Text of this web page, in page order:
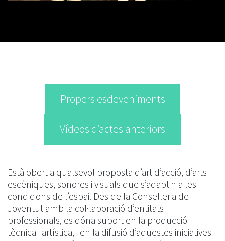
Propers esdeveniments
Vídeos d’actes anteriors
Està obert a qualsevol proposta d’art d’acció, d’arts
escèniques, sonores i visuals que s’adaptin a les
condicions de l’espai. Des de la Conselleria de
Joventut amb la col·laboració d’entitats
professionals, es dóna suport en la producció
tècnica i artística, i en la difusió d’aquestes iniciatives